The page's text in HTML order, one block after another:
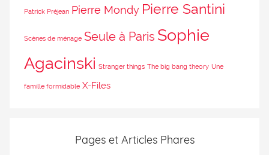
Patrick Préjean Pierre Mondy Pierre Santini
Scènes de ménage Seule à Paris Sophie
Agacinski Stranger things The big bang theory Une
famille formidable X-Files
Pages et Articles Phares